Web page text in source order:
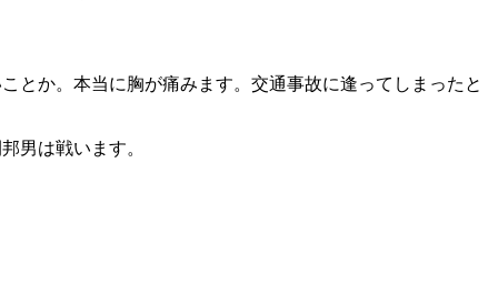
とか。 本当に胸が痛みます。交通事故に逢ってしまったと
男は戦います。